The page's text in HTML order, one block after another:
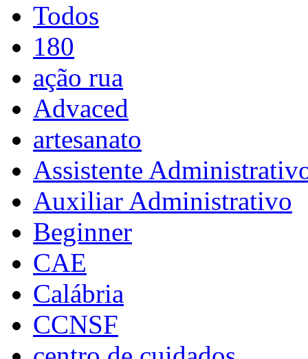
Todos
180
ação rua
Advaced
artesanato
Assistente
Auxiliar Administrativo
Beginner
CAE
Calábria
CCNSF